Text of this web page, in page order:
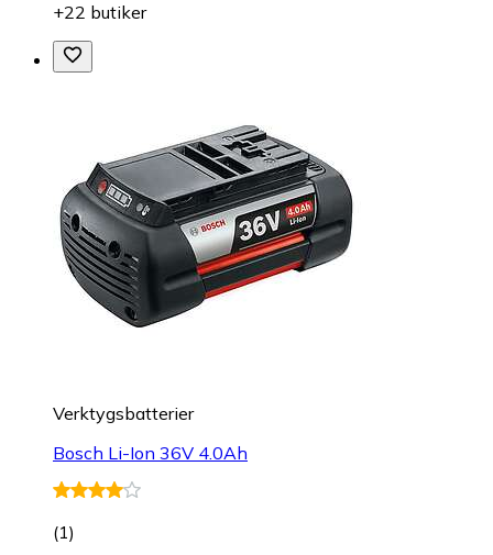
+22 butiker
Verktygsbatterier
Bosch Li-Ion 36V 4.0Ah
(1)